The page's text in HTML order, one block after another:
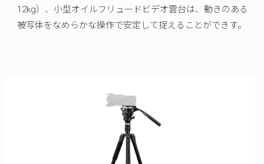
12kg）、小型オイルフリュードビデオ雲台は、動きのある
被写体をなめらかな操作で安定して捉えることができす。